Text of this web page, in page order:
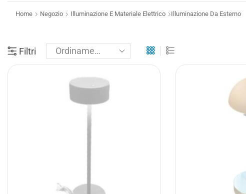
Home Negozio Illuminazione E Materiale Elettrico Illuminazione Da Esterno
Filtri